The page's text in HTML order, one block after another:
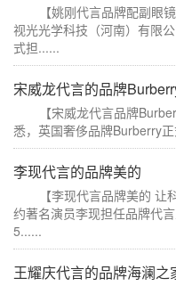
【姚刚代言品牌配副眼
视光光学科技（河南）有限
式担......
宋威龙代言的品牌
【宋威龙代言品牌
悉，英国奢侈品牌Burberry
李现代言的品牌美的
【李现代言品牌美的
约著名演员李现担任品牌代
5......
王耀庆代言的品牌海澜之